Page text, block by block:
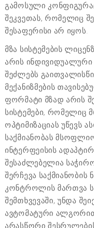
გამოსული
შეკვეთას, რომელიც
შესაფერისი არ იყოს.
მზა სისტემების
არის
შეძლებს
მექანიზმების
ფორმატი მზად არის
სისტემები, რომელიც
ოპტიმიზაციას უწევს
საქმიანობას
ინტერფეისის
შესაძლებელია
შერჩევა საქმიანობის
კონტროლის მართვა
შემთხვევაში, უნდა
ავტომატური
არასწორი